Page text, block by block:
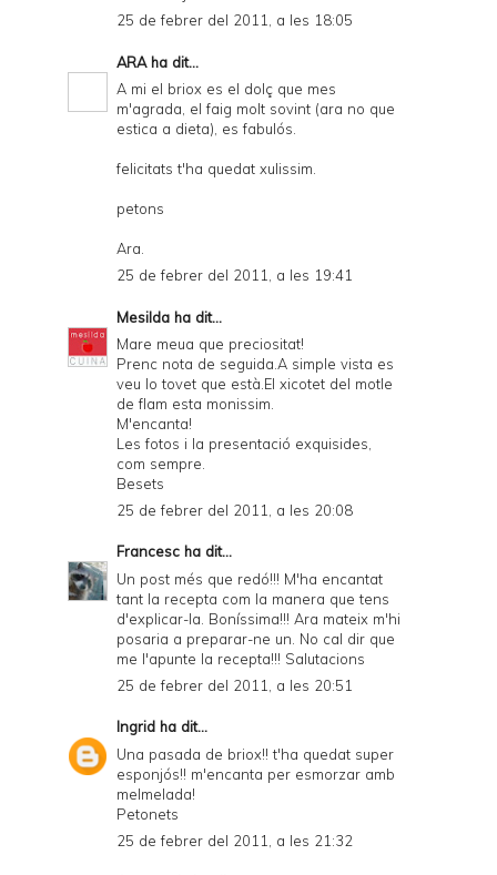
25 de febrer del 2011, a les 18:05
ARAha dit...
A mi el briox es el dolç que mes
m'agrada, el faig molt sovint (ara no que
estica a dieta), es fabulós.
felicitats t'ha quedat xulissim.
petons
Ara.
25 de febrer del 2011, a les 19:41
Mesilda ha dit...
Mare meua que preciositat!
Prenc nota de seguida.A simple vista es
veu lo tovet que està.El xicotet del motle
de flam esta monissim.
M'encanta!
Les fotos i la presentació exquisides,
com sempre.
Besets
25 de febrer del 2011, a les 20:08
Francesc ha dit...
Un post més que redó!!! M'ha encantat
tant la recepta com la manera que tens
d'explicar-la. Boníssima!!! Ara mateix m'hi
posaria a preparar-ne un. No cal dir que
me l'apunte la recepta!!! Salutacions
25 de febrer del 2011, a les 20:51
Ingrid ha dit...
Una pasada de briox!! t'ha quedat super
esponjós!! m'encanta per esmorzar amb
melmelada!
Petonets
25 de febrer del 2011, a les 21:32